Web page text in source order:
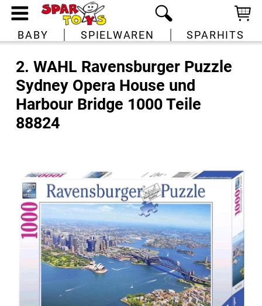
BABY SPIELWAREN SPARHITS
2. WAHL Ravensburger Puzzle
Sydney Opera House und
Harbour Bridge 1000 Teile
88824